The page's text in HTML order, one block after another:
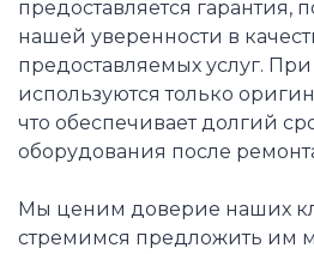
предоставляется гарантия,
нашей уверенности в
предоставляемых услуг.
используются только
что обеспечивает долгий
оборудования после
Мы ценим доверие наших
стремимся предложить им